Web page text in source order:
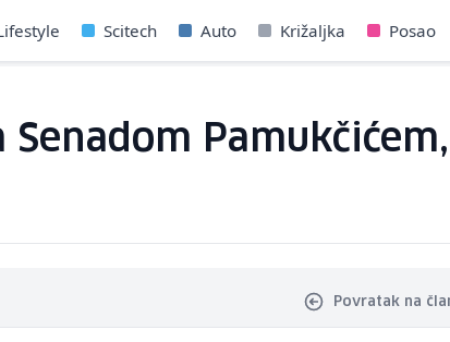
Scitech Auto Križaljka Posao
Povratak na